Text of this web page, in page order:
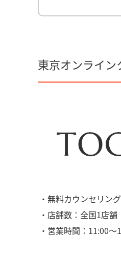
東京オンライ
・無料カウンセリン
・店舗数：全国1店舗
・営業時間：11:00